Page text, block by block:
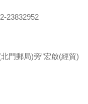
23832952
門郵局)旁”宏啟(經貿)